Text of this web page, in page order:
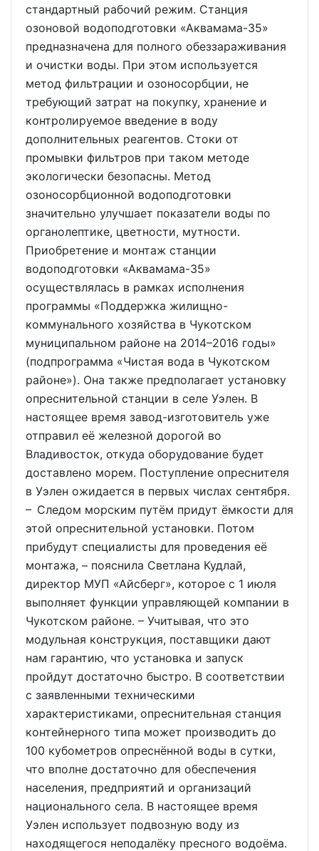
стандартный рабочий режим. Станция
озоновой водоподготовки «Аквамама-35»
предназначена для полного обеззараживания
и очистки воды. При этом используется
метод фильтрации и озоносорбции, не
требующий затрат на покупку, хранение и
контролируемое введение в воду
дополнительных реагентов. Стоки от
промывки фильтров при таком методе
экологически безопасны. Метод
озоносорбционной водоподготовки
значительно улучшает показатели воды по
органолептике, цветности, мутности.
Приобретение и монтаж станции
водоподготовки «Аквамама-35»
осуществлялась в рамках исполнения
программы «Поддержка жилищно-
коммунального хозяйства в Чукотском
муниципальном районе на 2014–2016 годы»
(подпрограмма «Чистая вода в Чукотском
районе»). Она также предполагает установку
опреснительной станции в селе Уэлен. В
настоящее время завод-изготовитель уже
отправил её железной дорогой во
Владивосток, откуда оборудование будет
доставлено морем. Поступление опреснителя
в Уэлен ожидается в первых числах сентября.
– Следом морским путём придут ёмкости для
этой опреснительной установки. Потом
прибудут специалисты для проведения её
монтажа, – пояснила Светлана Кудлай,
директор МУП «Айсберг», которое с 1 июля
выполняет функции управляющей компании в
Чукотском районе. – Учитывая, что это
модульная конструкция, поставщики дают
нам гарантию, что установка и запуск
пройдут достаточно быстро. В соответствии
с заявленными техническими
характеристиками, опреснительная станция
контейнерного типа может производить до
100 кубометров опреснённой воды в сутки,
что вполне достаточно для обеспечения
населения, предприятий и организаций
национального села. В настоящее время
Уэлен использует подвозную воду из
находящегося неподалёку пресного водоёма.